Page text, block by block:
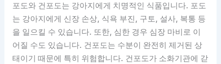
포도와 건포도는 강아지에게 치명적인 식품입니다. 포도
는 강아지에게 신장 손상, 식욕 부진, 구토, 설사, 복통 등
을 일으킬 수 있습니다. 또한, 심한 경우 심장 마비로 이
어질 수도 있습니다. 건포도는 수분이 완전히 제거된 상
태이기 때문에 특히 위험합니다. 건포도가 소화기관에 갇